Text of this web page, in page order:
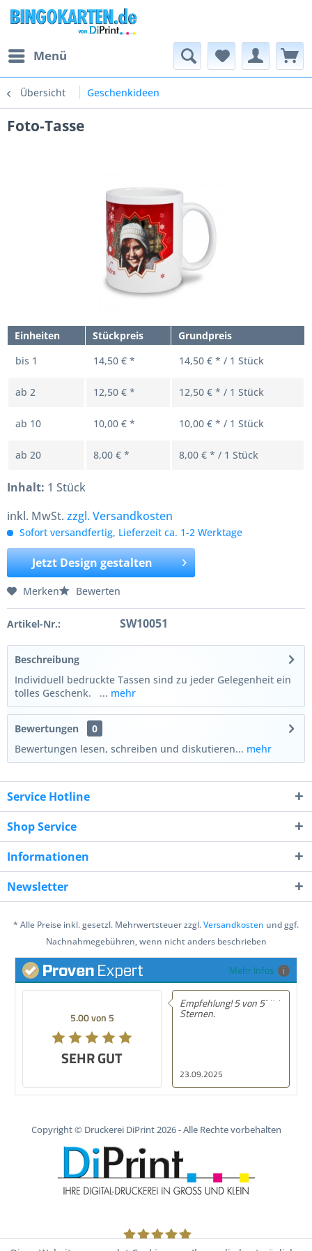
Menü
Übersicht Geschenkideen
Foto-Tasse
Einheiten Stückpreis
Grundpreis
bis 1 14,50 € * 14,50 € * / 1 Stück
ab 2 12,50 € * 12,50 € * / 1 Stück
ab 10 10,00 € * 10,00 € * / 1 Stück
ab 20 8,00 € * 8,00 € * / 1 Stück
Inhalt: 1 Stück
inkl. MwSt. zzgl. Versandkosten
Sofort versandfertig, Lieferzeit ca. 1-2 Werktage
Jetzt Design gestalten
Merken Bewerten
Artikel-Nr.: SW10051
Beschreibung
Individuell bedruckte Tassen sind zu jeder Gelegenheit ein
tolles Geschenk. ... mehr
Bewertungen
0
Bewertungen lesen, schreiben und diskutieren... mehr
Service Hotline
Shop Service
Informationen
Newsletter
* Alle Preise inkl. gesetzl. Mehrwertsteuer zzgl.Versandkosten und ggf.
Nachnahmegebühren, wenn nicht anders beschrieben
Mehr Infos
5.00 von 5
SEHR GUT
23.09.2025
Empfehlung! 5 von 5
Sternen.
Copyright © Druckerei DiPrint 2026 - Alle Rechte vorbehalten